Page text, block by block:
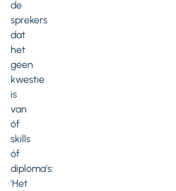
de
sprekers
dat
het
geen
kwestie
is
van
óf
skills
óf
diploma’s:
'Het